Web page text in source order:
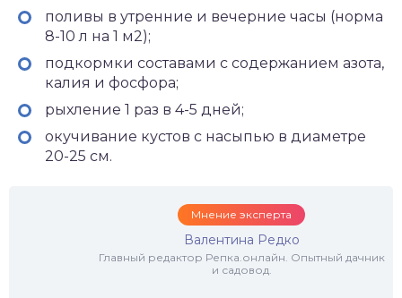
поливы в утренние и вечерние часы (норма
8-10 л на 1 м2);
подкормки составами с содержанием азота,
калия и фосфора;
рыхление 1 раз в 4-5 дней;
окучивание кустов с насыпью в диаметре
20-25 см.
Мнение эксперта
Валентина Редко
Главный редактор Репка.онлайн. Опытный дачник
и садовод.